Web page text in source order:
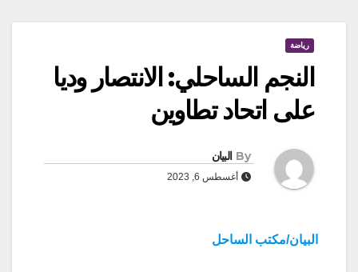
رياضة
النجم الساحلي: الانتصار وديا
على اتحاد تطاوين
By البيان
أغسطس 6, 2023
البيان/مكتب الساحل